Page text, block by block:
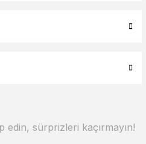
edin, sürprizleri kaçırmayın!